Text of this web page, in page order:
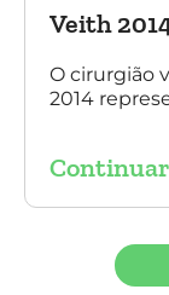
Veith
O cirurgião
2014